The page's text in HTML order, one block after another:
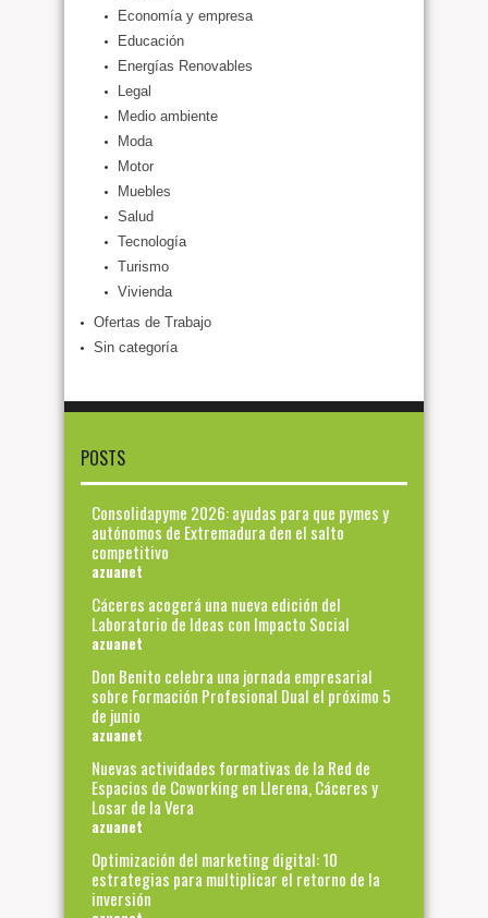
Economía y empresa
Educación
Energías Renovables
Legal
Medio ambiente
Moda
Motor
Muebles
Salud
Tecnología
Turismo
Vivienda
Ofertas de Trabajo
Sin categoría
POSTS
Consolidapyme 2026: ayudas para que pymes y
autónomos de Extremadura den el salto
competitivo
azuanet
Cáceres acogerá una nueva edición del
Laboratorio de Ideas con Impacto Social
azuanet
Don Benito celebra una jornada empresarial
sobre Formación Profesional Dual el próximo 5
de junio
azuanet
Nuevas actividades formativas de la Red de
Espacios de Coworking en Llerena, Cáceres y
Losar de la Vera
azuanet
Optimización del marketing digital: 10
estrategias para multiplicar el retorno de la
inversión